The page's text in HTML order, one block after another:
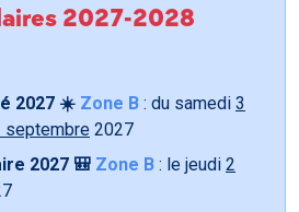
2027-2028
2027 ☀️ Zone B : du samedi 3
septembre 2027
2027 🎒 Zone B : le jeudi 2